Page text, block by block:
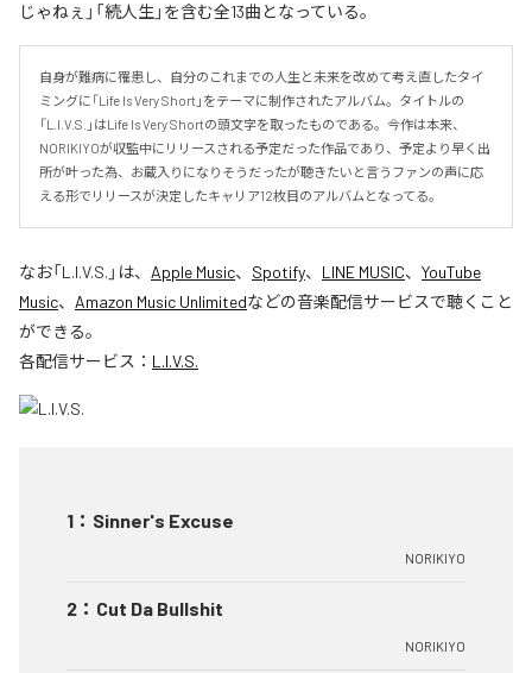
じゃねぇ」「続人生」を含む全13曲となっている。
自身が難病に罹患し、自分のこれまでの人生と未来を改めて考え直したタイ
ミングに「Life Is Very Short」をテーマに制作されたアルバム。タイトルの
「L.I.V.S.」はLife Is Very Shortの頭文字を取ったものである。今作は本来、
NORIKIYOが収監中にリリースされる予定だった作品であり、予定より早く出
所が叶った為、お蔵入りになりそうだったが聴きたいと言うファンの声に応
える形でリリースが決定したキャリア12枚目のアルバムとなってる。
なお「L.I.V.S. 」は、 Apple Music、 Spotify、 LINE MUSIC、 YouTube
Music、 Amazon Music Unlimitedなどの音楽配信サービスで聴くこと
ができる。
各配信サービス： L.I.V.S.
1 ： Sinner's Excuse
NORIKIYO
2 ： Cut Da Bullshit
NORIKIYO